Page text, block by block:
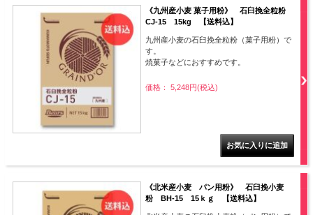
《九州産小麦 菓子用粉》 石臼挽全粒粉
CJ-15 15kg 【送料込】
九州産小麦の石臼挽全粒粉（菓子用粉）で
す。
焼菓子などにおすすめです。
価格： 5,248円(税込)
《北米産小麦 パン用粉》 石臼挽小麦
粉 BH-15 15ｋｇ 【送料込】